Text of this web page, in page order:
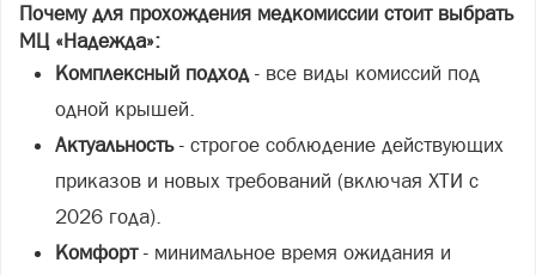
Почему для прохождения медкомиссии стоит выбрать
МЦ «Надежда»:
Комплексный подход- все виды комиссий под
одной крышей.
Актуальность - строгое соблюдение действующих
приказов и новых требований (включая ХТИ с
2026 года).
Комфорт- минимальное время ожидания и